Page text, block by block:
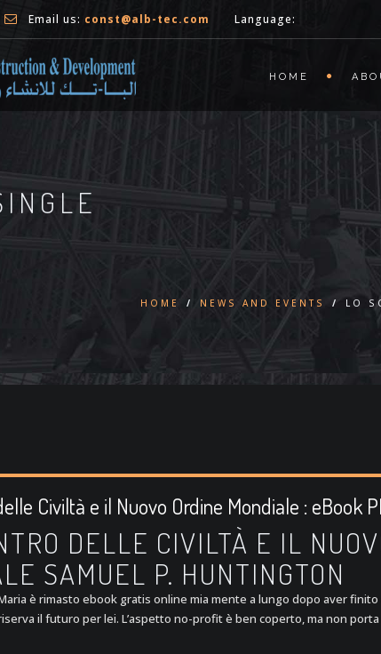
Email us: const@alb-tec.com Language:
HOME
HOME / NEWS AND EVENTS / LO
Civiltà e il Nuovo Ordine Mondiale : eBook
DELLE CIVILTÀ E IL
SAMUEL P. HUNTINGTON
è rimasto ebook gratis online mia mente a lungo dopo aver
il futuro per lei. L’aspetto no-profit è ben coperto, ma non